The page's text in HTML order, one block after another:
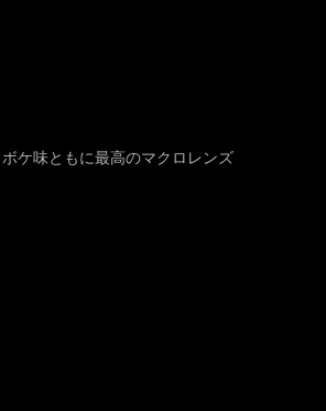
ケ味ともに最高のマクロレンズ